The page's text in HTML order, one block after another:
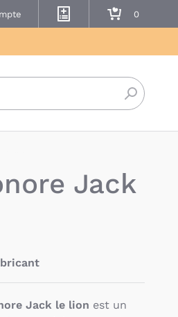
Mes listes de naissance
Mon panier
Jack
Jack le lion est un